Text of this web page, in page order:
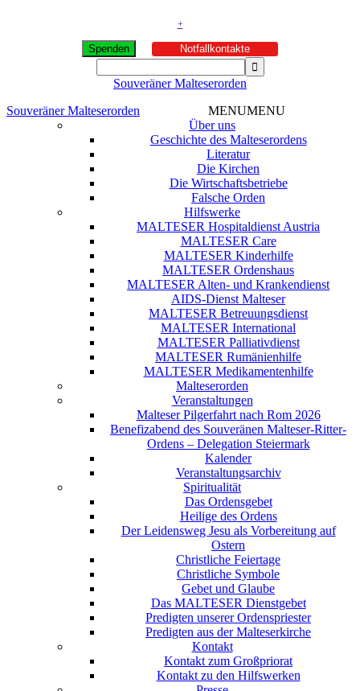
+
Spenden Notfallkontakte
Souveräner Malteserorden
Souveräner Malteserorden
MENUMENU
Über uns
Geschichte des Malteserordens
Literatur
Die Kirchen
Die Wirtschaftsbetriebe
Falsche Orden
Hilfswerke
MALTESER Hospitaldienst Austria
MALTESER Care
MALTESER Kinderhilfe
MALTESER Ordenshaus
MALTESER Alten- und Krankendienst
AIDS-Dienst Malteser
MALTESER Betreuungsdienst
MALTESER International
MALTESER Palliativdienst
MALTESER Rumänienhilfe
MALTESER Medikamentenhilfe
Malteserorden
Veranstaltungen
Malteser Pilgerfahrt nach Rom 2026
Benefizabend des Souveränen Malteser-Ritter-
Ordens – Delegation Steiermark
Kalender
Veranstaltungsarchiv
Spiritualität
Das Ordensgebet
Heilige des Ordens
Der Leidensweg Jesu als Vorbereitung auf
Ostern
Christliche Feiertage
Christliche Symbole
Gebet und Glaube
Das MALTESER Dienstgebet
Predigten unserer Ordenspriester
Predigten aus der Malteserkirche
Kontakt
Kontakt zum Großpriorat
Kontakt zu den Hilfswerken